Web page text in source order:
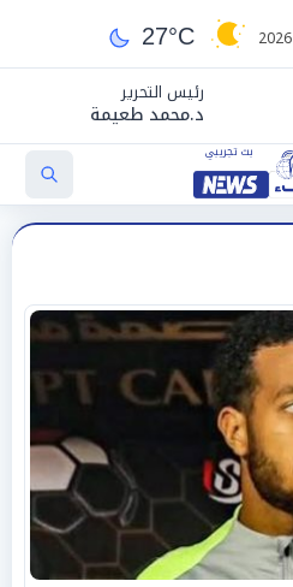
27°C
رئيس التحرير
د.محمد طعيمة